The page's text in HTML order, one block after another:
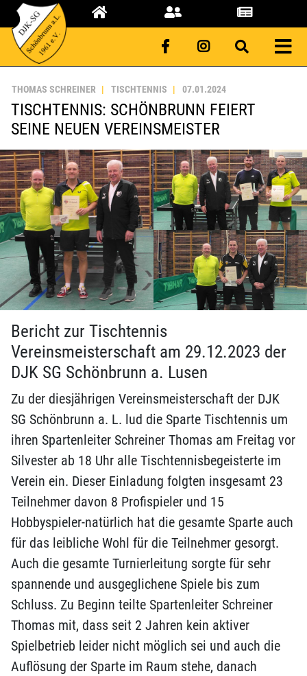
THOMAS SCHREINER TISCHTENNIS 07.01.2024
TISCHTENNIS: SCHÖNBRUNN FEIERT
SEINE NEUEN VEREINSMEISTER
Bericht zur Tischtennis
Vereinsmeisterschaft am 29.12.2023 der
DJK SG Schönbrunn a. Lusen
Zu der diesjährigen Vereinsmeisterschaft der DJK
SG Schönbrunn a. L. lud die Sparte Tischtennis um
ihren Spartenleiter Schreiner Thomas am Freitag vor
Silvester ab 18 Uhr alle Tischtennisbegeisterte im
Verein ein. Dieser Einladung folgten insgesamt 23
Teilnehmer davon 8 Profispieler und 15
Hobbyspieler-natürlich hat die gesamte Sparte auch
für das leibliche Wohl für die Teilnehmer gesorgt.
Auch die gesamte Turnierleitung sorgte für sehr
spannende und ausgeglichene Spiele bis zum
Schluss. Zu Beginn teilte Spartenleiter Schreiner
Thomas mit, dass seit 2 Jahren kein aktiver
Spielbetrieb leider nicht möglich sei und auch die
Auflösung der Sparte im Raum stehe, danach